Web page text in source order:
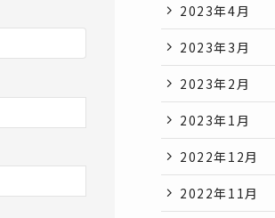
2023年4月
2023年3月
2023年2月
2023年1月
2022年12月
2022年11月